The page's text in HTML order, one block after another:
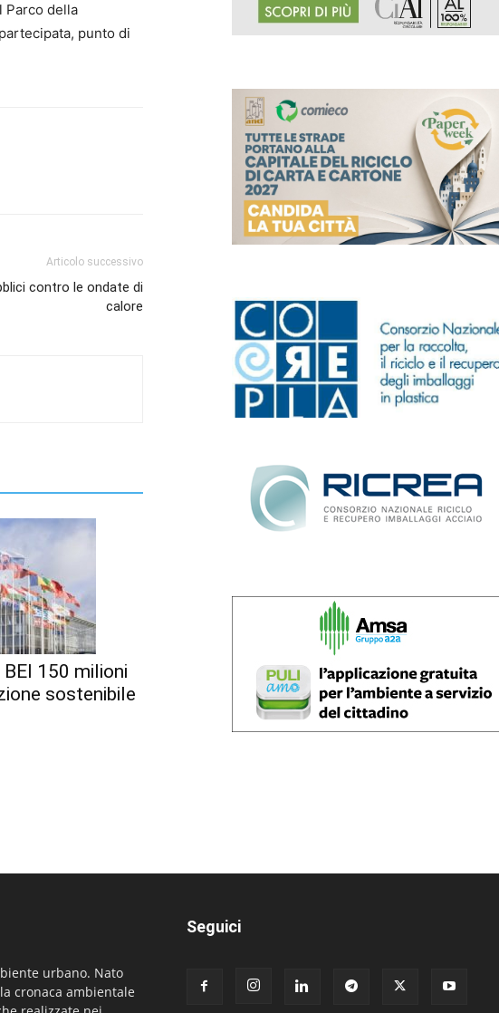
Parco della
punto di
Articolo successivo
contro le ondate di
calore
150 milioni
sostenibile
urbano. Nato
cronaca ambientale
Seguici